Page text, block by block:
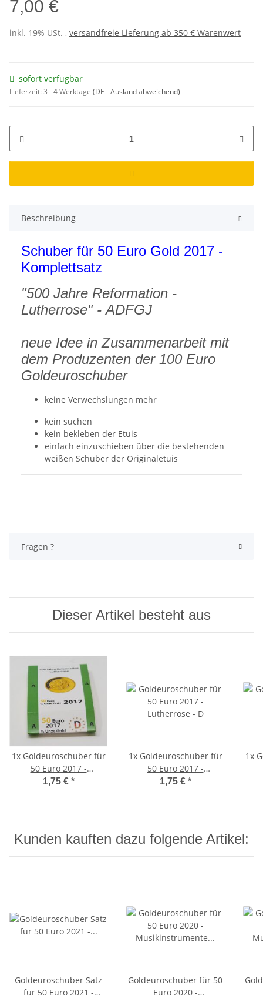
7,00 €
inkl. 19% USt. , versandfreie Lieferung ab 350 € Warenwert
sofort verfügbar
Lieferzeit:3 - 4 Werktage (DE - Ausland abweichend)
Beschreibung
Schuber für 50 Euro Gold 2017 -
Komplettsatz
"500 Jahre Reformation -
Lutherrose" - ADFGJ
neue Idee in Zusammenarbeit mit
dem Produzenten der 100 Euro
Goldeuroschuber
keine Verwechslungen mehr
kein suchen
kein bekleben der Etuis
einfach einzuschieben über die bestehenden
weißen Schuber der Originaletuis
Fragen ?
Dieser Artikel besteht aus
1x Goldeuroschuber für
50 Euro 2017 -
Lutherrose - A
1,75 € *
1x Goldeuroschuber für
50 Euro 2017 -
Lutherrose - D
1,75 € *
1x
Kunden kauften dazu folgende Artikel:
Goldeuroschuber Satz
für 50 Euro 2021 -
Goldeuroschuber für 50
Euro 2020 -